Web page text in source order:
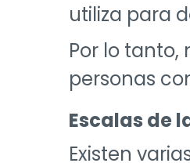
utiliza para
Por lo
personas
Escalas de
Existen